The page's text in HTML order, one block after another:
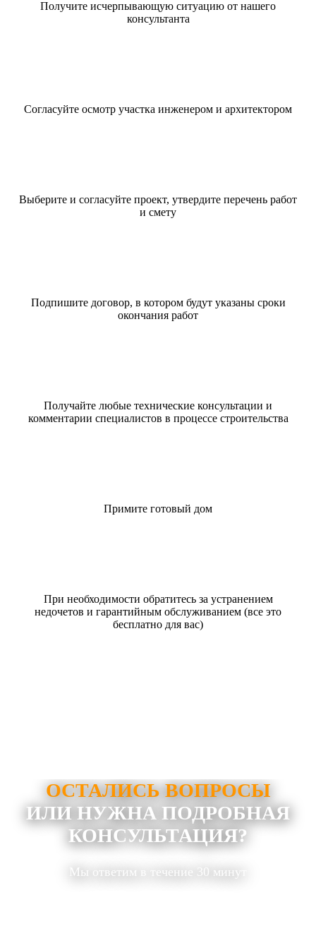
Получите исчерпывающую ситуацию от нашего
консультанта
Согласуйте осмотр участка инженером и архитектором
Выберите и согласуйте проект, утвердите перечень работ
и смету
Подпишите договор, в котором будут указаны сроки
окончания работ
Получайте любые технические консультации и
комментарии специалистов в процессе строительства
Примите готовый дом
При необходимости обратитесь за устранением
недочетов и гарантийным обслуживанием (все это
бесплатно для вас)
ОСТАЛИСЬ ВОПРОСЫ
ИЛИ НУЖНА ПОДРОБНАЯ
КОНСУЛЬТАЦИЯ?
Мы ответим в течение 30 минут